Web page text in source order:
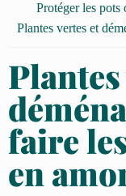
Protéger les pots
Plantes vertes et
faire
en